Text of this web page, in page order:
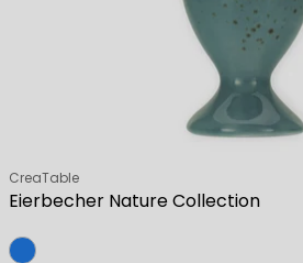
Eierbecher Nature Collection
Verkäufer:
CreaTable